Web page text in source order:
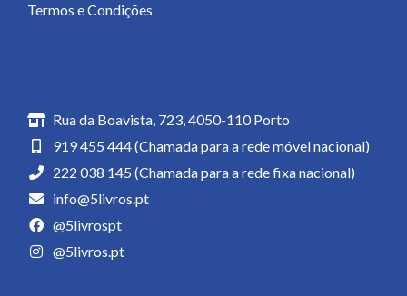
Termos e Condições
Rua da Boavista, 723, 4050-110 Porto
919 455 444 (Chamada para a rede móvel nacional)
222 038 145 (Chamada para a rede fixa nacional)
info@5livros.pt
@5livrospt
@5livros.pt